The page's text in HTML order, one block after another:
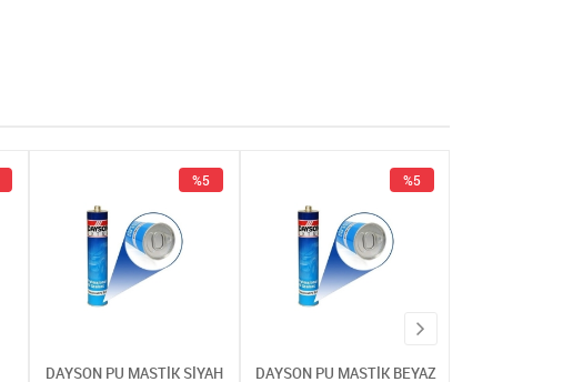
DAYSON PU MASTİK SİYAH
%5
DAYSON PU MASTİK BEYAZ
%5